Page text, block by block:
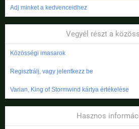
Adj minket a kedvenceidhez
Vegyél részt a
Közösségi imasarok
Regisztrálj, vagy jelentkezz be
Varian, King of Stormwind kártya értékelése
Hasznos